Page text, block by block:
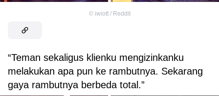
© iwiott / Reddit
“Teman sekaligus klienku mengizinkanku
melakukan apa pun ke rambutnya. Sekarang
gaya rambutnya berbeda total.”